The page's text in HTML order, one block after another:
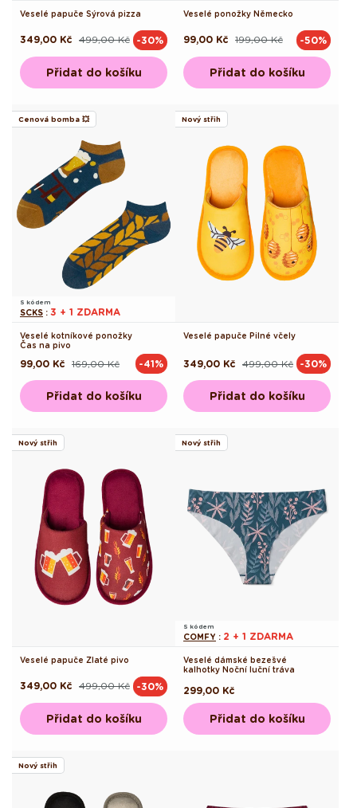
Veselé papuče Sýrová pizza
Běžná
499,00 Kč
Výprodejová
349,00 Kč -30%
Přidat do košíku
Veselé ponožky Německo
Běžná
199,00 Kč
Výprodejová
99,00 Kč -50%
Přidat do košíku
Cenová bomba 💥
S kódem
SCKS : 3 + 1 ZDARMA
Veselé kotníkové ponožky
Čas na pivo
Běžná
169,00 Kč
Výprodejová
99,00 Kč -41%
Přidat do košíku
Nový střih
Veselé papuče Pilné včely
Běžná
499,00 Kč
Výprodejová
349,00 Kč -30%
Přidat do košíku
Nový střih
Veselé papuče Zlaté pivo
Běžná
499,00 Kč
Výprodejová
349,00 Kč -30%
Přidat do košíku
Nový střih
S kódem
COMFY : 2 + 1 ZDARMA
Veselé dámské bezešvé
kalhotky Noční luční tráva
Běžná
cena
299,00 Kč
Přidat do košíku
Nový střih